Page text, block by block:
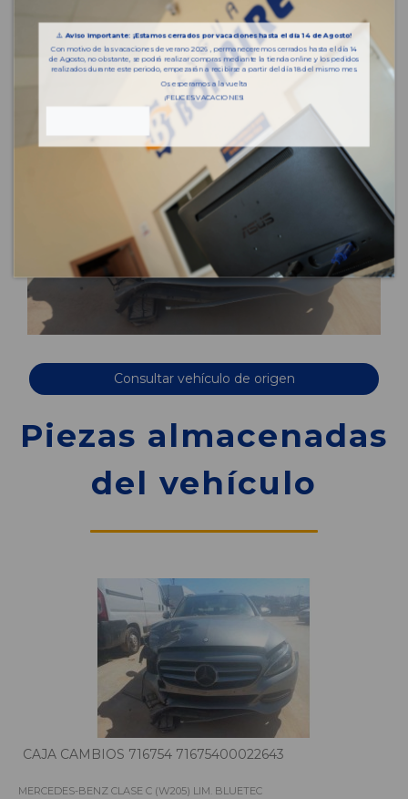
Consultar vehículo de origen
Piezas almacenadas
del vehículo
CAJA CAMBIOS 716754 71675400022643
MERCEDES-BENZ CLASE C (W205) LIM. BLUETEC
⚠️Aviso importante: ¡Estamos cerrados por vacaciones hasta el día 14 de Agosto!
Con motivo de las vacaciones de verano 2026 , permaneceremos cerrados hasta el día 14
de Agosto, no obstante, se podrá realizar compras mediante la tienda online y los pedidos
realizados durante este periodo, empezarán a recibirse a partir del día 18 del mismo mes.
Os esperamos a la vuelta
¡FELICES VACACIONES!